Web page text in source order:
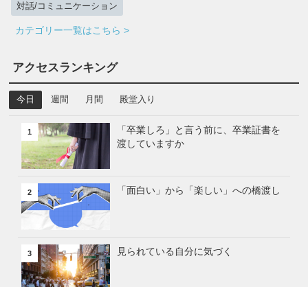
対話/コミュニケーション
カテゴリー一覧はこちら >
アクセスランキング
今日 週間 月間 殿堂入り
1
「卒業しろ」と言う前に、卒業証書を
渡していますか
2 「面白い」から「楽しい」への橋渡し
3 見られている自分に気づく